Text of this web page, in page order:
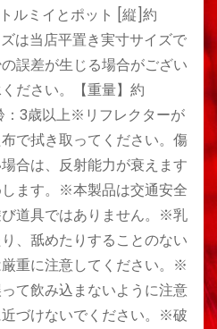
ルミイとポット [縦]約
当店平置き実寸サイズで
誤差が生じる場合がござい
ださい。【重量】約
3歳以上※リフレクターが
で拭き取ってください。傷
合は、反射能力が衰えます
ます。※本製品は交通安全
道具ではありません。※乳
、舐めたりすることのない
重に注意してください。※
て飲み込まないように注意
づけないでください。※破